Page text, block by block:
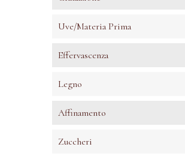
Uve/Materia Prima
Effervascenza
Legno
Affinamento
Zuccheri